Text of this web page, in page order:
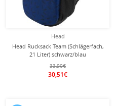
Head
Head Rucksack Team (Schlägerfach,
21 Liter) schwarz/blau
33,90€
30,51€